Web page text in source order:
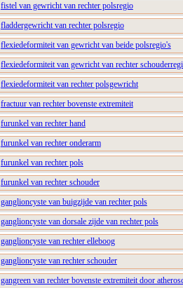
fistel van gewricht van rechter polsregio
fladdergewricht van rechter polsregio
flexiedeformiteit van gewricht van beide polsregio's
flexiedeformiteit van gewricht van rechter
flexiedeformiteit van rechter polsgewricht
fractuur van rechter bovenste extremiteit
furunkel van rechter hand
furunkel van rechter onderarm
furunkel van rechter pols
furunkel van rechter schouder
ganglioncyste van buigzijde van rechter pols
ganglioncyste van dorsale zijde van rechter pols
ganglioncyste van rechter elleboog
ganglioncyste van rechter schouder
gangreen van rechter bovenste extremiteit door